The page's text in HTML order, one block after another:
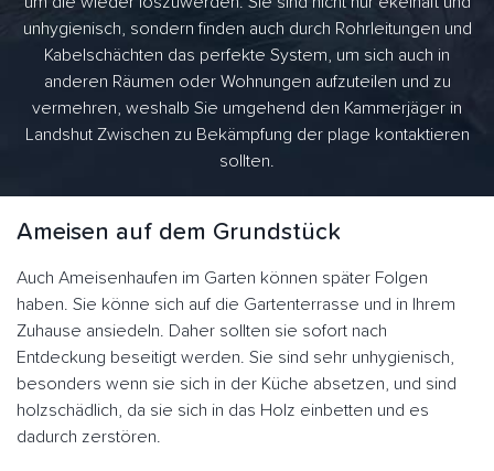
unhygienisch, sondern finden auch durch Rohrleitungen und
Kabelschächten das perfekte System, um sich auch in
anderen Räumen oder Wohnungen aufzuteilen und zu
vermehren, weshalb Sie umgehend den Kammerjäger in
Landshut Zwischen zu Bekämpfung der plage kontaktieren
sollten.
Ameisen auf dem Grundstück
Auch Ameisenhaufen im Garten können später Folgen
haben. Sie könne sich auf die Gartenterrasse und in Ihrem
Zuhause ansiedeln. Daher sollten sie sofort nach
Entdeckung beseitigt werden. Sie sind sehr unhygienisch,
besonders wenn sie sich in der Küche absetzen, und sind
holzschädlich, da sie sich in das Holz einbetten und es
dadurch zerstören.